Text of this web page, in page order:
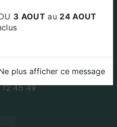
3 AOUT au 24 AOUT
plus afficher ce message
72 45 49